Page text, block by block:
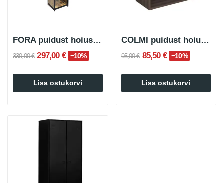
FORA puidust hoiustamis- ja sisustusmööbel
330,00 € 297,00 € −10%
Lisa ostukorvi
COLMI puidust hoiukapp
95,00 € 85,50 € −10%
Lisa ostukorvi